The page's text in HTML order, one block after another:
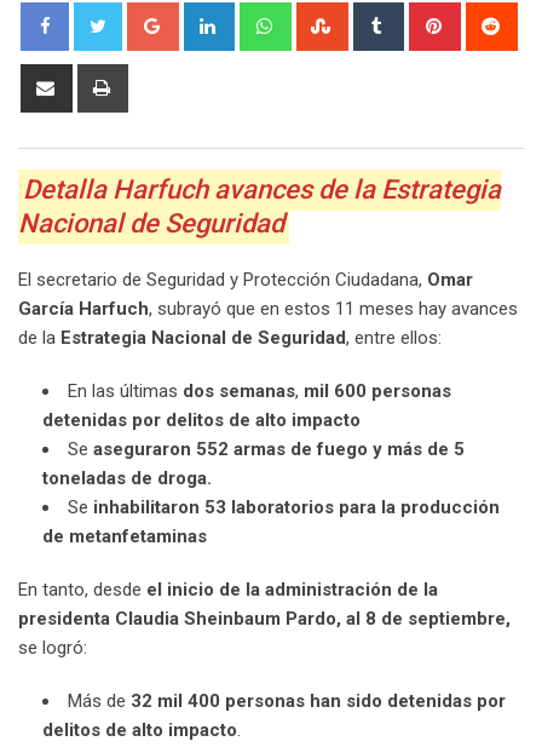
Google+ LinkedIn WhatsappStumbleUpon
Tumblr Pinterest
Share
Detalla Harfuch avances de la Estrategia
Nacional de Seguridad
El secretario de Seguridad y Protección Ciudadana, Omar
García Harfuch, subrayó que en estos 11 meses hay avances
de la Estrategia Nacional de Seguridad, entre ellos:
En las últimas dos semanas, mil 600 personas
detenidas por delitos de alto impacto
Se aseguraron 552 armas de fuego y más de 5
toneladas de droga.
Se inhabilitaron 53 laboratorios para la producción
de metanfetaminas
En tanto, desde el inicio de la administración de la
presidenta Claudia Sheinbaum Pardo, al 8 de septiembre,
se logró:
Más de 32 mil 400 personas han sido detenidas por
delitos de alto impacto.